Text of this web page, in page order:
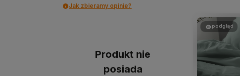
Jak zbieramy opinie?
Produkt nie
posiada
podgląd